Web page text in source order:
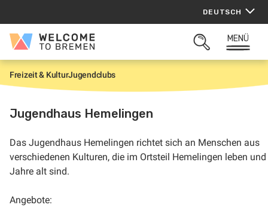
springen
DEUTSCH
Welcome
SUCHFELD
MENÜ
S
t
r
t
Freizeit & KulturJugendclubs
Jugendhaus Hemelingen
Das Jugendhaus Hemelingen richtet sich an Menschen aus
verschiedenen Kulturen, die im Ortsteil Hemelingen leben
Jahre alt sind.
Angebote: